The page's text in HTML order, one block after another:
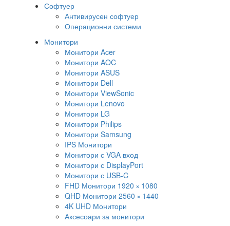
Софтуер
Антивирусен софтуер
Операционни системи
Монитори
Монитори Acer
Монитори AOC
Монитори ASUS
Монитори Dell
Монитори ViewSonic
Монитори Lenovo
Монитори LG
Монитори Philips
Монитори Samsung
IPS Монитори
Монитори с VGA вход
Монитори с DisplayPort
Монитори с USB-C
FHD Монитори 1920 × 1080
QHD Монитори 2560 × 1440
4K UHD Монитори
Аксесоари за монитори